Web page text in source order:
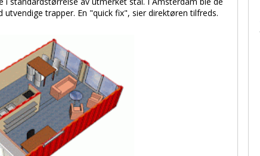
trapper. En "quick fix", sier direktøren tilfreds.